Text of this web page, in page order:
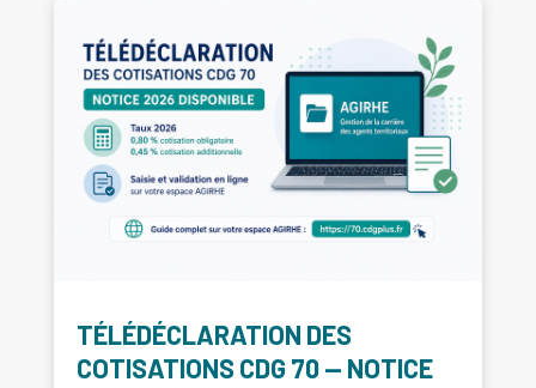
TÉLÉDÉCLARATION DES
COTISATIONS CDG 70 — NOTICE